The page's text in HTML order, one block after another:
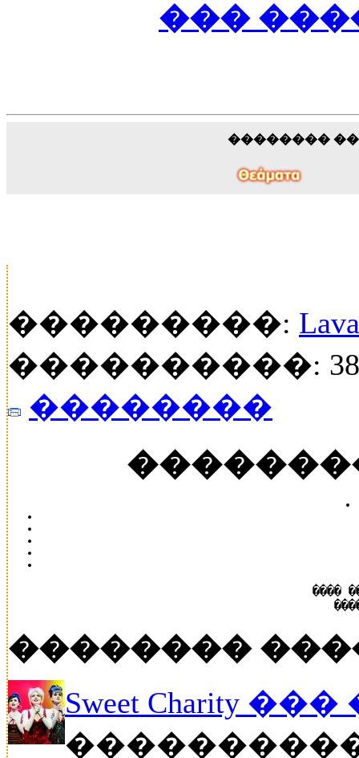
���
��������
���������:
����������:
��������
����
��������
Sweet Charity